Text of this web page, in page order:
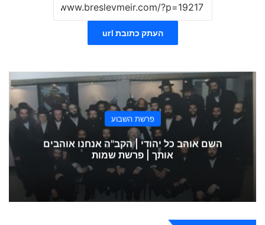
העתק כתובת url
פרשת השבוע
השם אוהב כל יהודי | הקב"ה אנחנו אוהבים
אותך | פרשת שמות